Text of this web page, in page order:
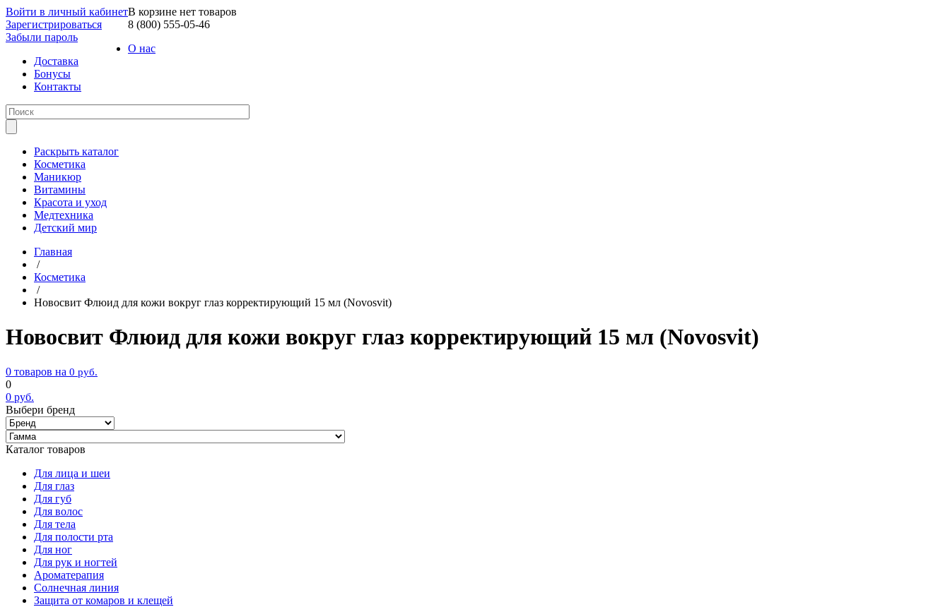
Войти в личный кабинет
Зарегистрироваться
Забыли пароль
В корзине нет товаров
8 (800) 555-05-46
О нас
Доставка
Бонусы
Контакты
Раскрыть каталог
Косметика
Маникюр
Витамины
Красота и уход
Медтехника
Детский мир
Главная
/
Косметика
/
Новосвит Флюид для кожи вокруг глаз корректирующий 15 мл (Novosvit)
Новосвит Флюид для кожи вокруг глаз корректирующий 15 мл (Novosvit)
0 товаров на 0 руб.
0
0 руб.
Выбери бренд
Каталог товаров
Для лица и шеи
Для глаз
Для губ
Для волос
Для тела
Для полости рта
Для ног
Для рук и ногтей
Ароматерапия
Солнечная линия
Защита от комаров и клещей